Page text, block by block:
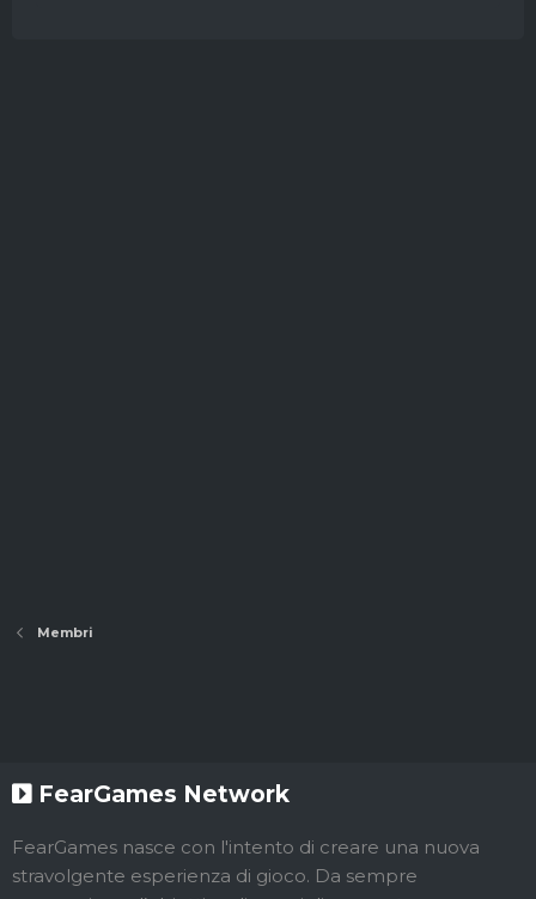
Membri
FearGames Network
FearGames nasce con l'intento di creare una nuova
stravolgente esperienza di gioco. Da sempre